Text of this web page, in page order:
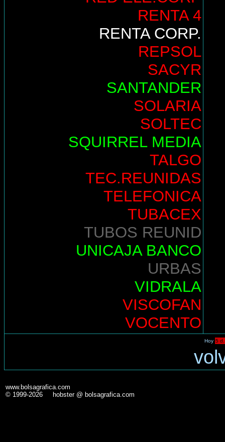
RENTA 4
RENTA CORP.
REPSOL
SACYR
SANTANDER
SOLARIA
SOLTEC
SQUIRREL MEDIA
TALGO
TEC.REUNIDAS
TELEFONICA
TUBACEX
TUBOS REUNID
UNICAJA BANCO
URBAS
VIDRALA
VISCOFAN
VOCENTO
Hoy 5 d.
www.bolsagrafica.com
© 1999-2026 hobster @ bolsagrafica.com